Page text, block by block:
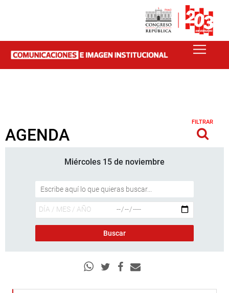
AGENDA
FILTRAR
Miércoles 15 de noviembre